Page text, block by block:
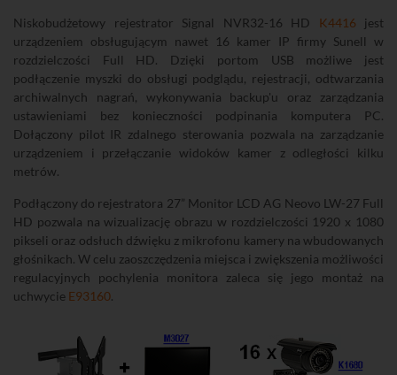
Niskobudżetowy rejestrator Signal NVR32-16 HD K4416 jest
urządzeniem obsługującym nawet 16 kamer IP firmy Sunell w
rozdzielczości Full HD. Dzięki portom USB możliwe jest
podłączenie myszki do obsługi podglądu, rejestracji, odtwarzania
archiwalnych nagrań, wykonywania backup'u oraz zarządzania
ustawieniami bez konieczności podpinania komputera PC.
Dołączony pilot IR zdalnego sterowania pozwala na zarządzanie
urządzeniem i przełączanie widoków kamer z odległości kilku
metrów.
Podłączony do rejestratora 27” Monitor LCD AG Neovo LW-27 Full
HD pozwala na wizualizację obrazu w rozdzielczości 1920 x 1080
pikseli oraz odsłuch dźwięku z mikrofonu kamery na wbudowanych
głośnikach. W celu zaoszczędzenia miejsca i zwiększenia możliwości
regulacyjnych pochylenia monitora zaleca się jego montaż na
uchwycie E93160.